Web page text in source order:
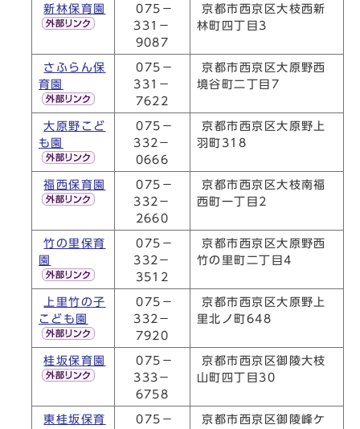
新林保育園
075－
331－
9087
京都市西京区大枝西新
林町四丁目3
さふらん保
育園
075－
331－
7622
京都市西京区大原野西
境谷町二丁目7
大原野こど
も園
075－
332－
0666
京都市西京区大原野上
羽町318
福西保育園
075－
332－
2660
京都市西京区大枝南福
西町一丁目2
竹の里保育
園
075－
332－
3512
京都市西京区大原野西
竹の里町二丁目4
上里竹の子
こども園
075－
332－
7920
京都市西京区大原野上
里北ノ町648
桂坂保育園
075－
333－
6758
京都市西京区御陵大枝
山町四丁目30
東桂坂保育
075－
京都市西京区御陵峰ケ